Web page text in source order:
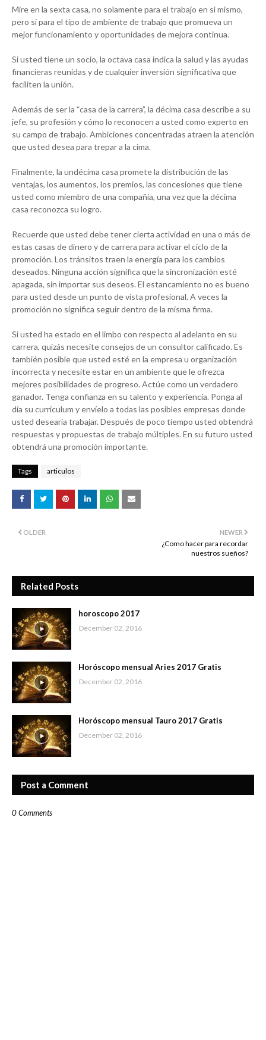
Mire en la sexta casa, no solamente para el trabajo en sí mismo,
pero si para el tipo de ambiente de trabajo que promueva un
mejor funcionamiento y oportunidades de mejora continua.
Si usted tiene un socio, la octava casa indica la salud y las ayudas
financieras reunidas y de cualquier inversión significativa que
faciliten la unión.
Además de ser la “casa de la carrera”, la décima casa describe a su
jefe, su profesión y cómo lo reconocen a usted como experto en
su campo de trabajo. Ambiciones concentradas atraen la atención
que usted desea para trepar a la cima.
Finalmente, la undécima casa promete la distribución de las
ventajas, los aumentos, los premios, las concesiones que tiene
usted como miembro de una compañía, una vez que la décima
casa reconozca su logro.
Recuerde que usted debe tener cierta actividad en una o más de
estas casas de dinero y de carrera para activar el ciclo de la
promoción. Los tránsitos traen la energía para los cambios
deseados. Ninguna acción significa que la sincronización esté
apagada, sin importar sus deseos. El estancamiento no es bueno
para usted desde un punto de vista profesional. A veces la
promoción no significa seguir dentro de la misma firma.
Si usted ha estado en el limbo con respecto al adelanto en su
carrera, quizás necesite consejos de un consultor calificado. Es
también posible que usted esté en la empresa u organización
incorrecta y necesite estar en un ambiente que le ofrezca
mejores posibilidades de progreso. Actúe como un verdadero
ganador. Tenga confianza en su talento y experiencia. Ponga al
día su curriculum y envíelo a todas las posibles empresas donde
usted desearía trabajar. Después de poco tiempo usted obtendrá
respuestas y propuestas de trabajo múltiples. En su futuro usted
obtendrá una promoción importante.
Tags articulos
NEWER
¿Como hacer para recordar
nuestros sueños?
OLDER
Related Posts
horoscopo 2017
December 02, 2016
Horóscopo mensual Aries 2017 Gratis
December 02, 2016
Horóscopo mensual Tauro 2017 Gratis
December 02, 2016
Post a Comment
0 Comments